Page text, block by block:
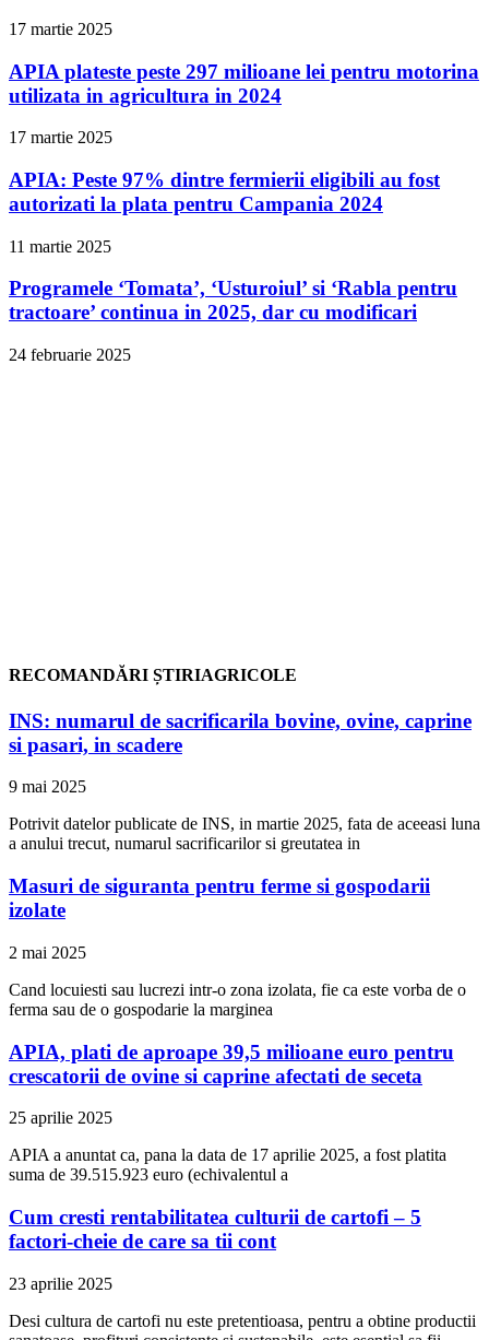
17 martie 2025
APIA plateste peste 297 milioane lei pentru motorina
utilizata in agricultura in 2024
17 martie 2025
APIA: Peste 97% dintre fermierii eligibili au fost
autorizati la plata pentru Campania 2024
11 martie 2025
Programele ‘Tomata’, ‘Usturoiul’ si ‘Rabla pentru
tractoare’ continua in 2025, dar cu modificari
24 februarie 2025
RECOMANDĂRI ȘTIRIAGRICOLE
INS: numarul de sacrificarila bovine, ovine, caprine
si pasari, in scadere
9 mai 2025
Potrivit datelor publicate de INS, in martie 2025, fata de aceeasi luna
a anului trecut, numarul sacrificarilor si greutatea in
Masuri de siguranta pentru ferme si gospodarii
izolate
2 mai 2025
Cand locuiesti sau lucrezi intr-o zona izolata, fie ca este vorba de o
ferma sau de o gospodarie la marginea
APIA, plati de aproape 39,5 milioane euro pentru
crescatorii de ovine si caprine afectati de seceta
25 aprilie 2025
APIA a anuntat ca, pana la data de 17 aprilie 2025, a fost platita
suma de 39.515.923 euro (echivalentul a
Cum cresti rentabilitatea culturii de cartofi – 5
factori-cheie de care sa tii cont
23 aprilie 2025
Desi cultura de cartofi nu este pretentioasa, pentru a obtine productii